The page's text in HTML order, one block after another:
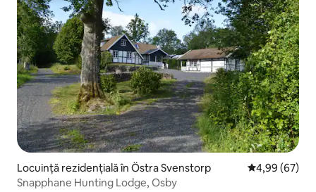
Locuință rezidențială în Östra Svenstorp Scor mediu
4,99 (67)
Snapphane Hunting Lodge, Osby